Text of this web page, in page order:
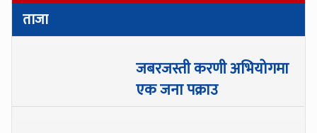
ताजा
जबरजस्ती करणी अभियोगमा
एक जना पक्राउ